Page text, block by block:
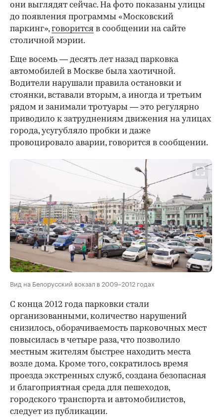
они выглядят сейчас. На фото показаны улицы
до появления программы «Московский
паркинг»,говорится в сообщении на сайте
столичной мэрии.
Еще восемь — десять лет назад парковка
автомобилей в Москве была хаотичной.
Водители нарушали правила остановки и
стоянки, вставали вторым, а иногда и третьим
рядом и занимали тротуары — это регулярно
приводило к затруднениям движения на улицах
города, усугубляло пробки и даже
провоцировало аварии, говорится в сообщении.
Вид на Белорусский вокзал в 2009–2012 годах
С конца 2012 года парковки стали
организованными, количество нарушений
снизилось, оборачиваемость парковочных мест
повысилась в четыре раза, что позволило
местным жителям быстрее находить места
возле дома. Кроме того, сократилось время
проезда экстренных служб, создана безопасная
и благоприятная среда для пешеходов,
городского транспорта и автомобилистов,
следует из публикации.